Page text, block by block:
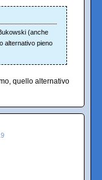
(anche
alternativo pieno
quello alternativo